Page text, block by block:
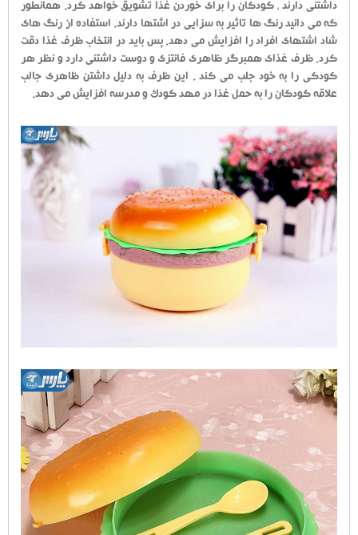
داشتنی دارند ، کودکان را برای خوردن غذا تشویق خواهد کرد. همانطور
که می دانید رنگ ها تاثیر به سزایی در اشتها دارند. استفاده از رنگ های
شاد اشتهای افراد را افزایش می دهد. پس باید در انتخاب ظرف غذا دقت
کرد. ظرف غذای همبرگر ظاهری فانتزی و دوست داشتنی دارد و نظر هر
کودکی را به خود جلب می کند . این ظرف به دلیل داشتن ظاهری جالب
علاقه کودکان را به حمل غذا در مهد کودک و مدرسه افزایش می دهد.